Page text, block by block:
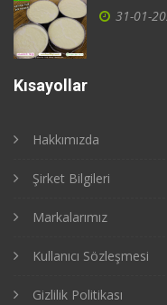
31-01-
Kısayollar
Hakkımızda
Şirket Bilgileri
Markalarımız
Kullanıcı Sözleşmesi
Gizlilik Politikası